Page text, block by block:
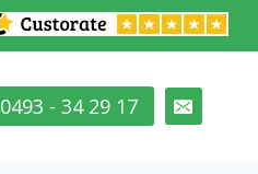
0493 - 34 29 17